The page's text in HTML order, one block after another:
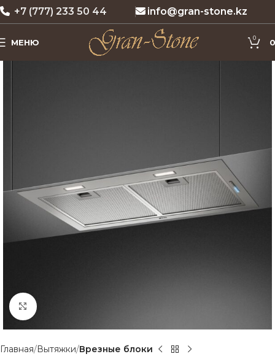
+7 (777) 233 50 44 info@gran-stone.kz
МЕНЮ 0 0
Нажмите, чтобы увеличить
Главная Вытяжки Врезные блоки